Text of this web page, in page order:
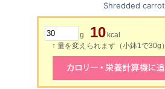
Shredded carrot
g 10 kcal
↑ 量を変えられます（小鉢1で30g）